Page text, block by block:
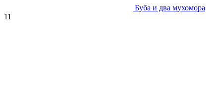
Буба и два мухомора
11